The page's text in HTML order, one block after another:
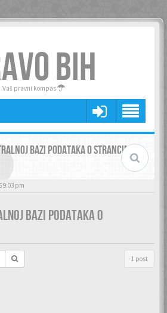
BIH
Vaš pravni kompas
BAZI PODATAKA O STRANCIMA
9:03 pm
BAZI PODATAKA O
1 post